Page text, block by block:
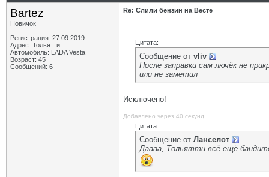
Bartez
Новичок
Регистрация: 27.09.2019
Адрес: Тольятти
Автомобиль: LADA Vesta
Возраст: 45
Сообщений: 6
Re: Слили бензин на Весте
Цитата:
Сообщение от vliv
После заправки сам лючёк не
или не заметил
Исключено!
Добавлено через 40 секунд
Цитата:
Сообщение от Ланселот
Даааа, Тольятти всё ещё